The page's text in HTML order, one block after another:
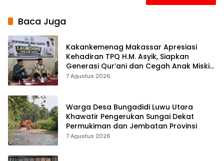
Baca Juga
Kakankemenag Makassar Apresiasi
Kehadiran TPQ H.M. Asyik, Siapkan
Generasi Qur’ani dan Cegah Anak Miskin
Spiritualitas
7 Agustus 2026
Warga Desa Bungadidi Luwu Utara
Khawatir Pengerukan Sungai Dekat
Permukiman dan Jembatan Provinsi
7 Agustus 2026